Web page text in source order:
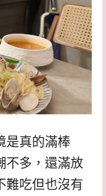
是真的滿棒
不多，還滿放
難吃但也沒有